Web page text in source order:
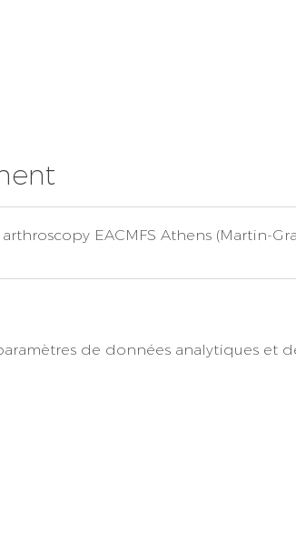
EACMFS Athens (Martin-
de données analytiques et